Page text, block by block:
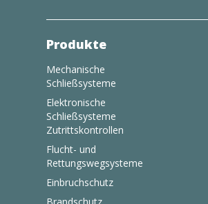
Produkte
Mechanische
Schließsysteme
Elektronische
Schließsysteme
Zutrittskontrollen
Flucht- und
Rettungswegsysteme
Einbruchschutz